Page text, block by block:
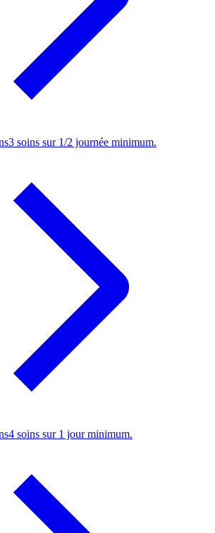
3 soins sur 1/2 journée minimum.
4 soins sur 1 jour minimum.